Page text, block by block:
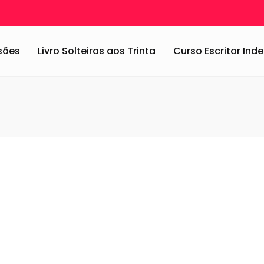
Livro Solteiras aos Trinta Curso Escritor